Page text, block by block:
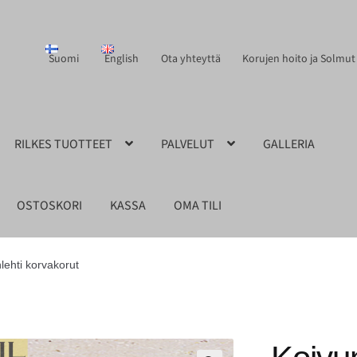
Suomi English Ota yhteyttä Korujen hoito ja Solmut
RILKES TUOTTEET PALVELUT GALLERIA
OSTOSKORI KASSA OMA TILI
korvakorut